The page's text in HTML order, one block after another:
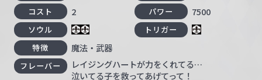
コスト 2 パワー 7500
ソウル
トリガー
特徴
魔法・武器
フレーバー
レイジングハートが力をくれてる…
泣いてる子を救ってあげてって！